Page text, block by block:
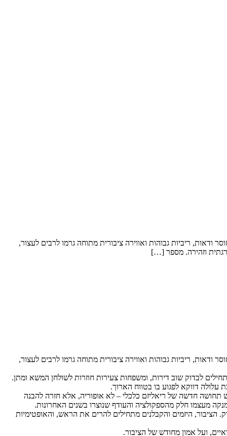
ריביות גבוהות ואווירה ציבורית מתוחה גרמו לרבים לעצור,
וזהירה. מספר […]
ריביות גבוהות ואווירה ציבורית מתוחה גרמו לרבים לעצור,
לבדוק שוב דירות, ומשפחות צעירות חוזרות לשולחן המשא ומתן.
עלולה דווקא לפגוע בו בטווח הארוך.
תחושה חדשה של ריאליזם כלכלי – לא אופוריה, אלא חזרה להבנה
מעצמו חלק מהספקולציה והעודף שנוצרו בשנים האחרונות.
הציבור, היזמים והקבלנים מתחילים להרים את הראש, והאופטימיות